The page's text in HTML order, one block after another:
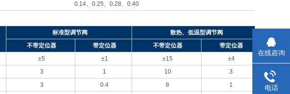
0.14、0.25、0.28、0.40
标准型调节阀
散热、低温型调节阀
不带定位器
带定位器 不带定位器
带定位器
±5 ±1 ±15
±4
3 1 10
3
3 0.4 8 1
在线咨询
电话